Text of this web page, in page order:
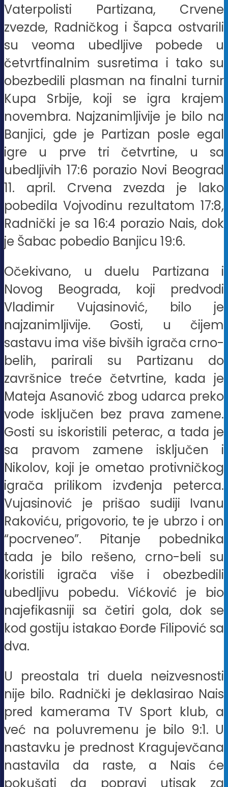
Vaterpolisti Partizana, Crvene
zvezde, Radničkog i Šapca ostvarili
su veoma ubedljive pobede u
četvrtfinalnim susretima i tako su
obezbedili plasman na finalni turnir
Kupa Srbije, koji se igra krajem
novembra. Najzanimljivije je bilo na
Banjici, gde je Partizan posle egal
igre u prve tri četvrtine, u sa
ubedljivih 17:6 porazio Novi Beograd
11. april. Crvena zvezda je lako
pobedila Vojvodinu rezultatom 17:8,
Radnički je sa 16:4 porazio Nais, dok
je Šabac pobedio Banjicu 19:6.
Očekivano, u duelu Partizana i
Novog Beograda, koji predvodi
Vladimir Vujasinović, bilo je
najzanimljivije. Gosti, u čijem
sastavu ima više bivših igrača crno-
belih, parirali su Partizanu do
završnice treće četvrtine, kada je
Mateja Asanović zbog udarca preko
vode isključen bez prava zamene.
Gosti su iskoristili peterac, a tada je
sa pravom zamene isključen i
Nikolov, koji je ometao protivničkog
igrača prilikom izvđenja peterca.
Vujasinović je prišao sudiji Ivanu
Rakoviću, prigovorio, te je ubrzo i on
“pocrveneo”. Pitanje pobednika
tada je bilo rešeno, crno-beli su
koristili igrača više i obezbedili
ubedljivu pobedu. Vićković je bio
najefikasniji sa četiri gola, dok se
kod gostiju istakao Đorđe Filipović sa
dva.
U preostala tri duela neizvesnosti
nije bilo. Radnički je deklasirao Nais
pred kamerama TV Sport klub, a
već na poluvremenu je bilo 9:1. U
nastavku je prednost Kragujevčana
nastavila da raste, a Nais će
pokušati da popravi utisak za